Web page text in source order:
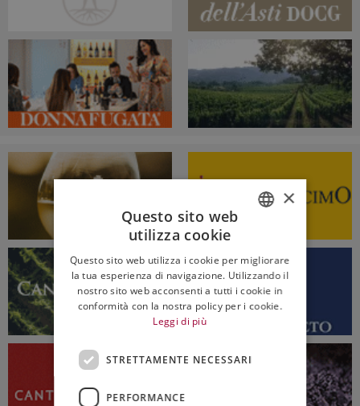
ENGLISH
×
Questo sito web
utilizza cookie
Questo sito web utilizza i cookie per migliorare
la tua esperienza di navigazione. Utilizzando il
nostro sito web acconsenti a tutti i cookie in
conformità con la nostra policy per i cookie.
Leggi di più
STRETTAMENTE NECESSARI
PERFORMANCE